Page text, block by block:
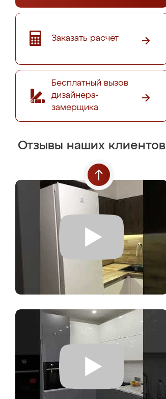
Заказать расчёт
Бесплатный вызов
дизайнера-
замерщика
Отзывы наших клиентов